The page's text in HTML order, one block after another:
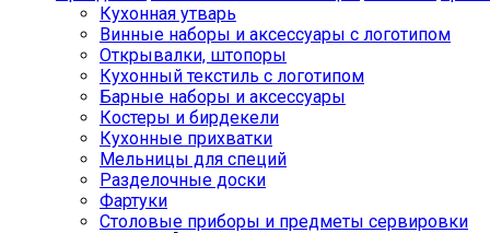
Кухонная утварь
Винные наборы и аксессуары с логотипом
Открывалки, штопоры
Кухонный текстиль с логотипом
Барные наборы и аксессуары
Костеры и бирдекели
Кухонные прихватки
Мельницы для специй
Разделочные доски
Фартуки
Столовые приборы и предметы сервировки